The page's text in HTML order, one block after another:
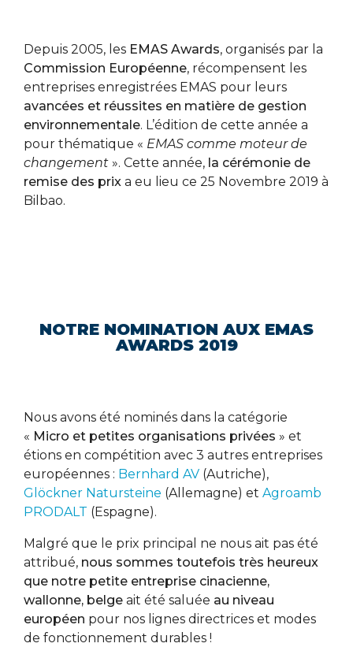
Depuis 2005, les EMAS Awards, organisés par la
Commission Européenne, récompensent les
entreprises enregistrées EMAS pour leurs
avancées et réussites en matière de gestion
environnementale. L’édition de cette année a
pour thématique « EMAS comme moteur de
changement ». Cette année, la cérémonie de
remise des prix a eu lieu ce 25 Novembre 2019 à
Bilbao.
NOTRE NOMINATION AUX EMAS
AWARDS 2019
Nous avons été nominés dans la catégorie
« Micro et petites organisations privées » et
étions en compétition avec 3 autres entreprises
européennes : Bernhard AV (Autriche),
Glöckner Natursteine (Allemagne) et Agroamb
PRODALT (Espagne).
Malgré que le prix principal ne nous ait pas été
attribué, nous sommes toutefois très heureux
que notre petite entreprise cinacienne,
wallonne, belge ait été saluée au niveau
européen pour nos lignes directrices et modes
de fonctionnement durables !